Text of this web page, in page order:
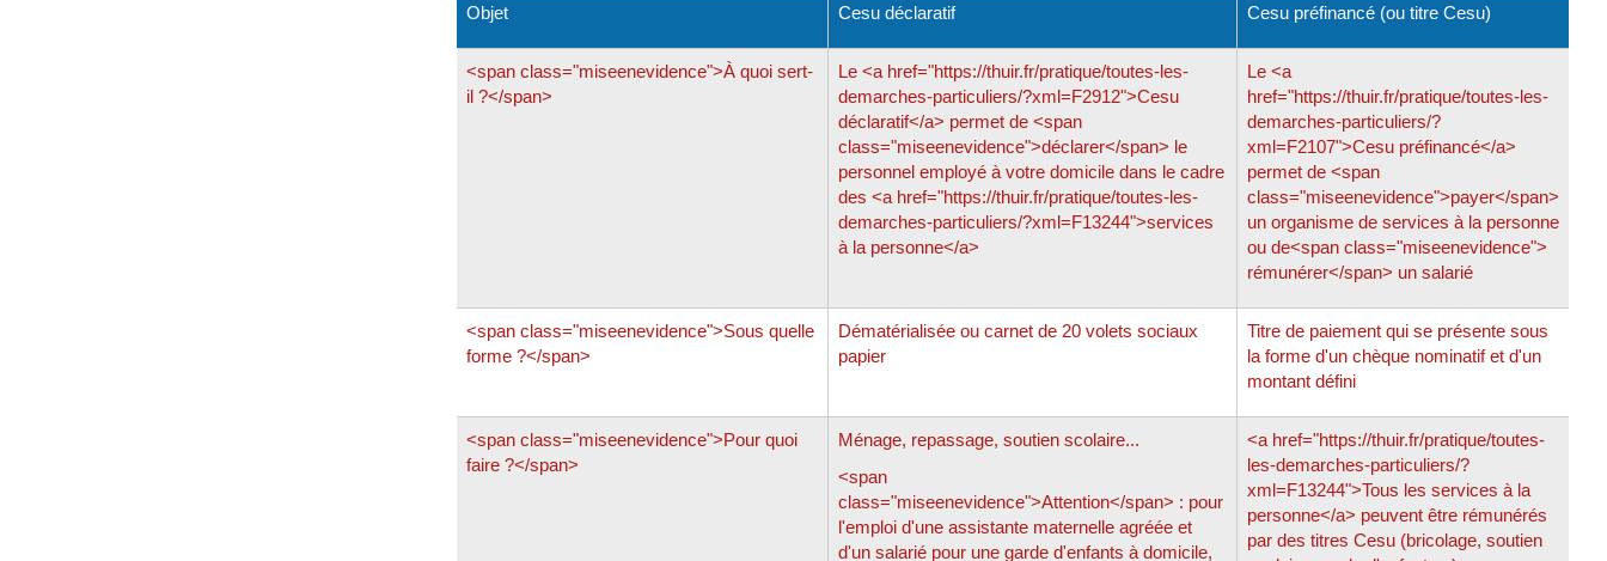
Objet Cesu déclaratif Cesu préfinancé (ou titre Cesu)
<span class="miseenevidence">À quoi sert-
il ?</span>
Le <a href="https://thuir.fr/pratique/toutes-les-
demarches-particuliers/?xml=F2912">Cesu
déclaratif</a> permet de <span
class="miseenevidence">déclarer</span> le
personnel employé à votre domicile dans le cadre
des <a href="https://thuir.fr/pratique/toutes-les-
demarches-particuliers/?xml=F13244">services
à la personne</a>
Le <a
href="https://thuir.fr/pratique/toutes-les-
demarches-particuliers/?
xml=F2107">Cesu préfinancé</a>
permet de <span
class="miseenevidence">payer</span>
un organisme de services à la personne
ou de<span class="miseenevidence">
rémunérer</span> un salarié
<span class="miseenevidence">Sous quelle
forme ?</span>
Dématérialisée ou carnet de 20 volets sociaux
papier
Titre de paiement qui se présente sous
la forme d'un chèque nominatif et d'un
montant défini
<span class="miseenevidence">Pour quoi
faire ?</span>
Ménage, repassage, soutien scolaire...
<span
class="miseenevidence">Attention</span> : pour
l'emploi d'une assistante maternelle agréée et
d'un salarié pour une garde d'enfants à domicile,
<a href="https://thuir.fr/pratique/toutes-
les-demarches-particuliers/?
xml=F13244">Tous les services à la
personne</a> peuvent être rémunérés
par des titres Cesu (bricolage, soutien